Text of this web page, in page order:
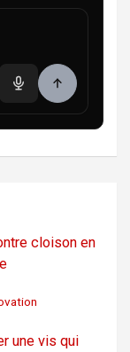
cloison en
une vis qui